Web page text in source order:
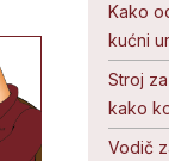
Kako
kućni
Stroj
kako
Vodič